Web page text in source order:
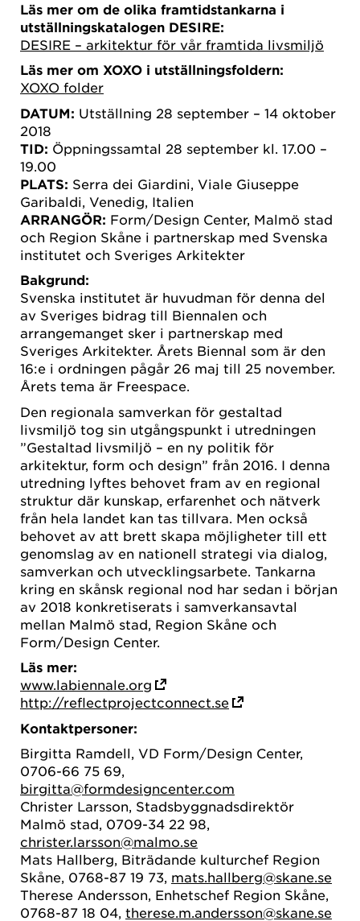
Läs mer om de olika framtidstankarna i
utställningskatalogen DESIRE:
DESIRE – arkitektur för vår framtida livsmiljö
Läs mer om XOXO i utställningsfoldern:
XOXO folder
DATUM: Utställning 28 september – 14 oktober
2018
TID: Öppningssamtal 28 september kl. 17.00 –
19.00
PLATS: Serra dei Giardini, Viale Giuseppe
Garibaldi, Venedig, Italien
ARRANGÖR: Form/Design Center, Malmö stad
och Region Skåne i partnerskap med Svenska
institutet och Sveriges Arkitekter
Bakgrund:
Svenska institutet är huvudman för denna del
av Sveriges bidrag till Biennalen och
arrangemanget sker i partnerskap med
Sveriges Arkitekter. Årets Biennal som är den
16:e i ordningen pågår 26 maj till 25 november.
Årets tema är Freespace.
Den regionala samverkan för gestaltad
livsmiljö tog sin utgångspunkt i utredningen
”Gestaltad livsmiljö – en ny politik för
arkitektur, form och design” från 2016. I denna
utredning lyftes behovet fram av en regional
struktur där kunskap, erfarenhet och nätverk
från hela landet kan tas tillvara. Men också
behovet av att brett skapa möjligheter till ett
genomslag av en nationell strategi via dialog,
samverkan och utvecklingsarbete. Tankarna
kring en skånsk regional nod har sedan i början
av 2018 konkretiserats i samverkansavtal
mellan Malmö stad, Region Skåne och
Form/Design Center.
Läs mer:
www.labiennale.org
http://reflectprojectconnect.se
Kontaktpersoner:
Birgitta Ramdell, VD Form/Design Center,
0706-66 75 69,
birgitta@formdesigncenter.com
Christer Larsson, Stadsbyggnadsdirektör
Malmö stad, 0709-34 22 98,
christer.larsson@malmo.se
Mats Hallberg, Biträdande kulturchef Region
Skåne, 0768-87 19 73, mats.hallberg@skane.se
Therese Andersson, Enhetschef Region Skåne,
0768-87 18 04, therese.m.andersson@skane.se